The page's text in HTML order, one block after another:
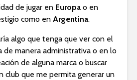
de jugar en Europa o en
como en Argentina.
algo que tenga que ver con el
de manera administrativa o en lo
de alguna marca o buscar
club que me permita generar un